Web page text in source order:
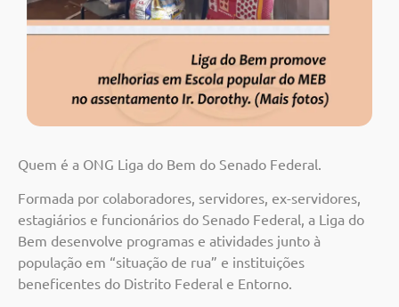
Quem é a ONG Liga do Bem do Senado Federal.
Formada por colaboradores, servidores, ex-servidores,
estagiários e funcionários do Senado Federal, a Liga do
Bem desenvolve programas e atividades junto à
população em “situação de rua” e instituições
beneficentes do Distrito Federal e Entorno.